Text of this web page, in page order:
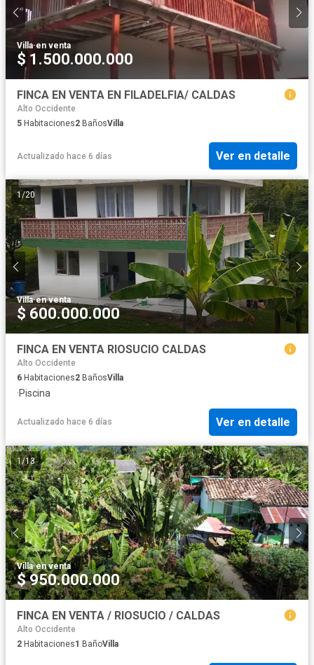
Villa·en venta
$ 1.500.000.000
FINCA EN VENTA EN FILADELFIA/ CALDAS
Alto Occidente
5 Habitaciones2 BañosVilla
Actualizado hace 6 días Ver en detalle
1/20
Villa·en venta
$ 600.000.000
FINCA EN VENTA RIOSUCIO CALDAS
Alto Occidente
6 Habitaciones2 BañosVilla
·Piscina
Actualizado hace 6 días Ver en detalle
1/13
Villa·en venta
$ 950.000.000
FINCA EN VENTA / RIOSUCIO / CALDAS
Alto Occidente
2 Habitaciones1 BañoVilla